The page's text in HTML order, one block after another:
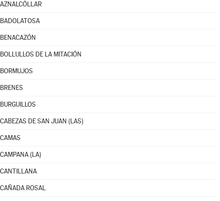
AZNALCÓLLAR
BADOLATOSA
BENACAZÓN
BOLLULLOS DE LA MITACIÓN
BORMUJOS
BRENES
BURGUILLOS
CABEZAS DE SAN JUAN (LAS)
CAMAS
CAMPANA (LA)
CANTILLANA
CAÑADA ROSAL